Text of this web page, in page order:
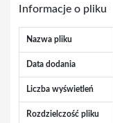
Informacje o pliku
Nazwa pliku
Data dodania
Liczba wyświetleń
Rozdzielczość pliku